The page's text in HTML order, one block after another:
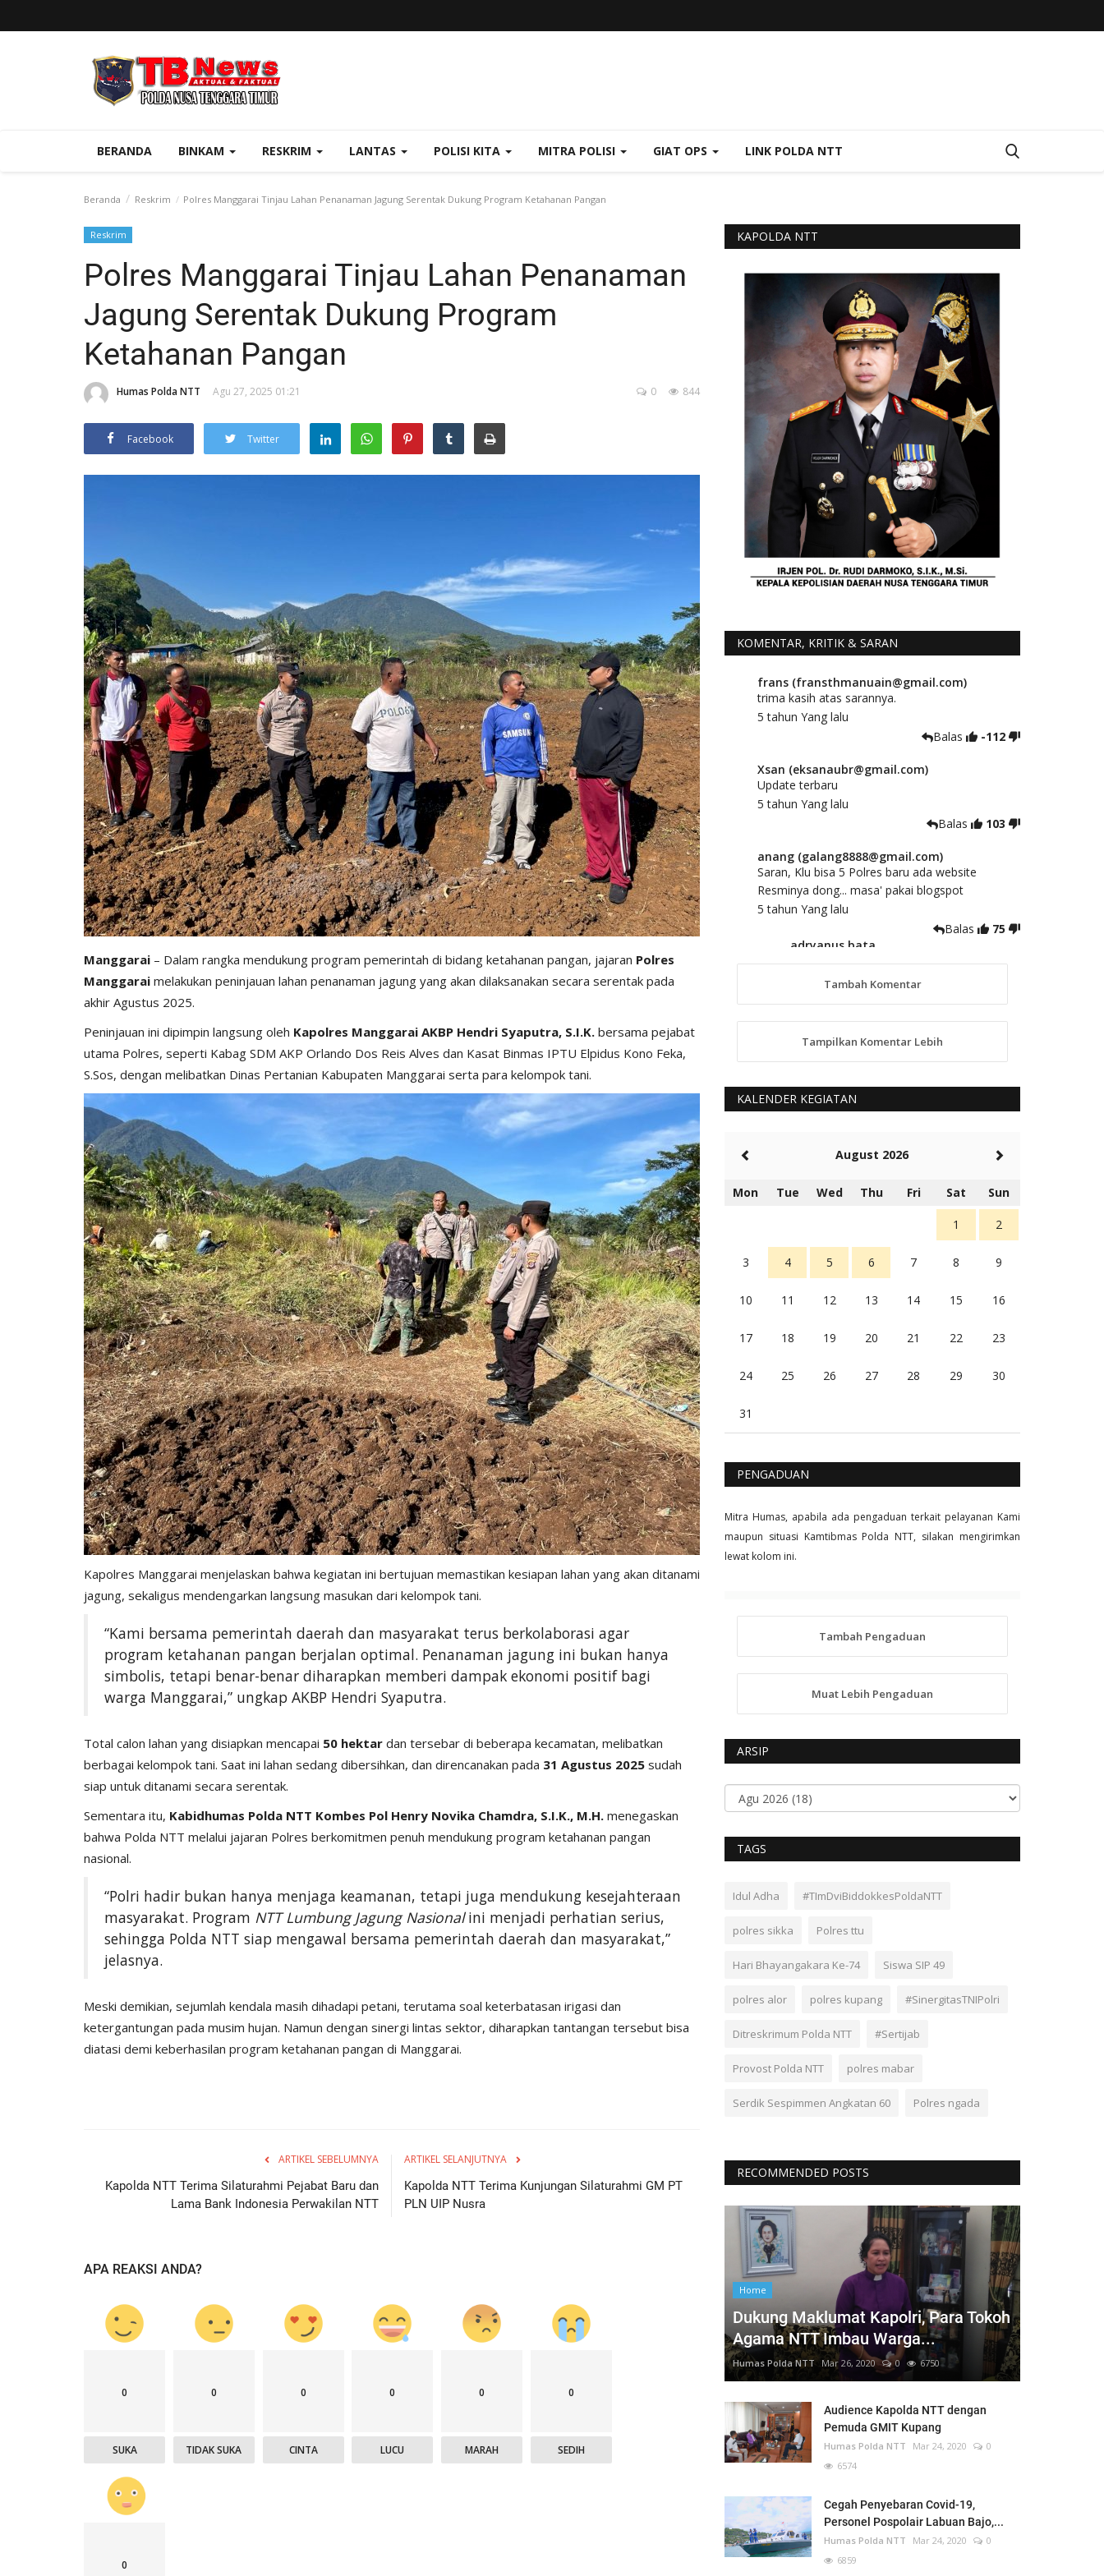
BERANDA BINKAM RESKRIM LANTAS POLISI KITA MITRA POLISI GIAT OPS LINK POLDA NTT
Beranda Reskrim Polres Manggarai Tinjau Lahan Penanaman Jagung Serentak Dukung Program Ketahanan Pangan
Reskrim
Polres Manggarai Tinjau Lahan Penanaman
Jagung Serentak Dukung Program
Ketahanan Pangan
Humas Polda NTT Agu 27, 2025 01:21 844
0
Facebook Twitter
Manggarai – Dalam rangka mendukung program pemerintah di bidang ketahanan pangan, jajaran Polres
Manggarai melakukan peninjauan lahan penanaman jagung yang akan dilaksanakan secara serentak pada
akhir Agustus 2025.
Peninjauan ini dipimpin langsung oleh Kapolres Manggarai AKBP Hendri Syaputra, S.I.K. bersama pejabat
utama Polres, seperti Kabag SDM AKP Orlando Dos Reis Alves dan Kasat Binmas IPTU Elpidus Kono Feka,
S.Sos, dengan melibatkan Dinas Pertanian Kabupaten Manggarai serta para kelompok tani.
Kapolres Manggarai menjelaskan bahwa kegiatan ini bertujuan memastikan kesiapan lahan yang akan ditanami
jagung, sekaligus mendengarkan langsung masukan dari kelompok tani.
“Kami bersama pemerintah daerah dan masyarakat terus berkolaborasi agar
program ketahanan pangan berjalan optimal. Penanaman jagung ini bukan hanya
simbolis, tetapi benar-benar diharapkan memberi dampak ekonomi positif bagi
warga Manggarai,” ungkap AKBP Hendri Syaputra.
Total calon lahan yang disiapkan mencapai 50 hektar dan tersebar di beberapa kecamatan, melibatkan
berbagai kelompok tani. Saat ini lahan sedang dibersihkan, dan direncanakan pada 31 Agustus 2025 sudah
siap untuk ditanami secara serentak.
Sementara itu, Kabidhumas Polda NTT Kombes Pol Henry Novika Chamdra, S.I.K., M.H. menegaskan
bahwa Polda NTT melalui jajaran Polres berkomitmen penuh mendukung program ketahanan pangan
nasional.
“Polri hadir bukan hanya menjaga keamanan, tetapi juga mendukung kesejahteraan
masyarakat. Program NTT Lumbung Jagung Nasionalini menjadi perhatian serius,
sehingga Polda NTT siap mengawal bersama pemerintah daerah dan masyarakat,”
jelasnya.
Meski demikian, sejumlah kendala masih dihadapi petani, terutama soal keterbatasan irigasi dan
ketergantungan pada musim hujan. Namun dengan sinergi lintas sektor, diharapkan tantangan tersebut bisa
diatasi demi keberhasilan program ketahanan pangan di Manggarai.
ARTIKEL SEBELUMNYA
Kapolda NTT Terima Silaturahmi Pejabat Baru dan
Lama Bank Indonesia Perwakilan NTT
ARTIKEL SELANJUTNYA
Kapolda NTT Terima Kunjungan Silaturahmi GM PT
PLN UIP Nusra
APA REAKSI ANDA?
0
SUKA
0
TIDAK SUKA
0
CINTA
0
LUCU
0
MARAH
0
SEDIH
0
KAPOLDA NTT
KOMENTAR, KRITIK & SARAN
frans (fransthmanuain@gmail.com)
trima kasih atas sarannya.
5 tahun Yang lalu
Balas
-112
Xsan (eksanaubr@gmail.com)
Update terbaru
5 tahun Yang lalu
Balas
103
anang (galang8888@gmail.com)
Saran, Klu bisa 5 Polres baru ada website
Resminya dong... masa' pakai blogspot
5 tahun Yang lalu
Balas
75
adryanus bata
kami tindaklanjuti
5 tahun Yang lalu
88
anggy (anakkaos@gmail.com)
Sumba Barat Aman, Trmksih Pak Polisi
5 tahun Yang lalu
Rambu (rambu03@gmail.com)
5 tahun Yang lalu
Balas
16
Tambah Komentar
Tampilkan Komentar Lebih
KALENDER KEGIATAN
August 2026
Mon Tue Wed Thu Fri Sat Sun
1 2
3 4 5 6 7 8 9
10 11 12 13 14 15 16
17 18 19 20 21 22 23
24 25 26 27 28 29 30
31
PENGADUAN
Mitra Humas, apabila ada pengaduan terkait pelayanan Kami
maupun situasi Kamtibmas Polda NTT, silakan mengirimkan
lewat kolom ini.
Tambah Pengaduan
Muat Lebih Pengaduan
ARSIP
TAGS
Idul Adha #TImDviBiddokkesPoldaNTT
polres sikka Polres ttu
Hari Bhayangakara Ke-74 Siswa SIP 49
polres alor polres kupang #SinergitasTNIPolri
Ditreskrimum Polda NTT #Sertijab
Provost Polda NTT polres mabar
Serdik Sespimmen Angkatan 60 Polres ngada
RECOMMENDED POSTS
Home
Dukung Maklumat Kapolri, Para Tokoh
Agama NTT Imbau Warga...
Humas Polda NTT Mar 26, 2020 0 6750
Audience Kapolda NTT dengan
Pemuda GMIT Kupang
Humas Polda NTT Mar 24, 2020
0
6574
Cegah Penyebaran Covid-19,
Personel Pospolair Labuan Bajo,...
Humas Polda NTT Mar 24, 2020
0
6859